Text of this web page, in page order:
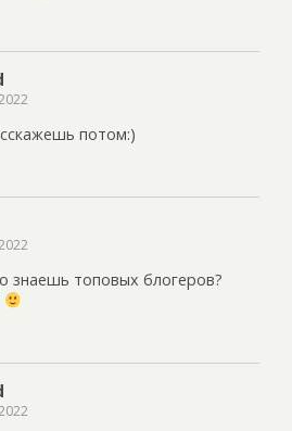
потом:)
знаешь топовых блогеров?